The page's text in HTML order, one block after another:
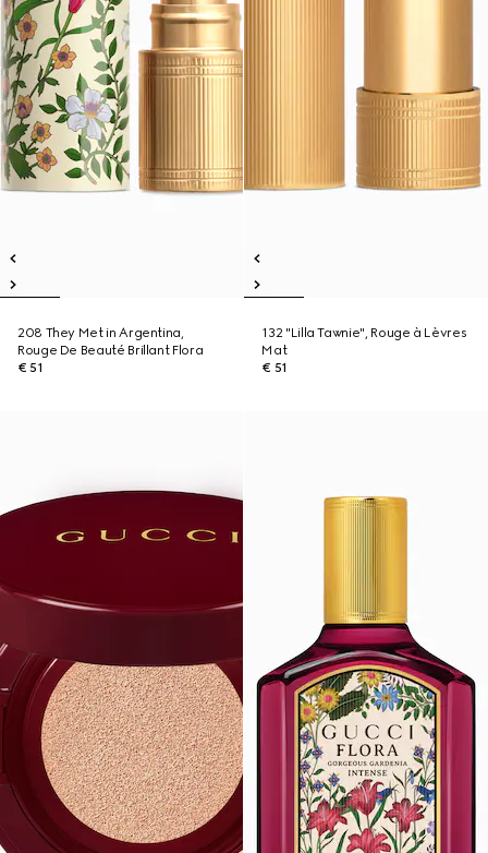
208 They Met in Argentina,
Rouge De Beauté Brillant Flora
€ 51
132 "Lilla Tawnie", Rouge à Lèvres
Mat
€ 51